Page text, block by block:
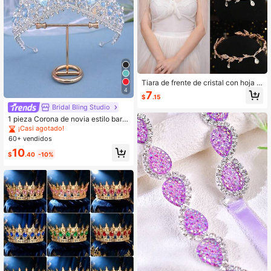
4
Bridal Bling Studio
1 pieza Corona de novia estilo barro
co plateada con cristales azules, pe
rfecta para bodas, fiestas, bailes, gr
¡Casi agotado!
60+ vendidos
$10.40 -10%
Tiara de frente de cristal con hoja d
e estilo elfo bohemio, diadema con r
hinestones en forma de lágrima par
a para boda, baile de graduación y
cosplay
$7.15